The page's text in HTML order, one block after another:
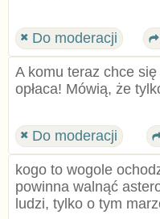
Do moderacji
A komu teraz chce
opłaca! Mówią, że
Do moderacji
kogo to wogole
powinna walnąć
ludzi, tylko o tym